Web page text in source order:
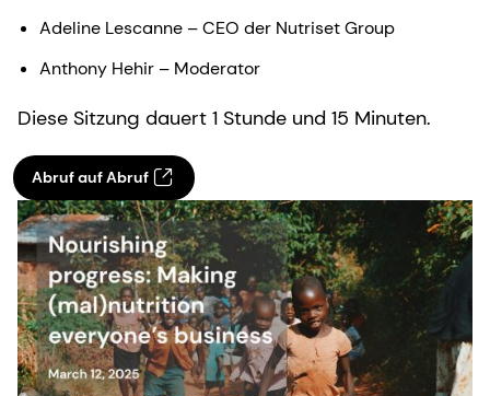
Adeline Lescanne – CEO der Nutriset Group
Anthony Hehir – Moderator
Diese Sitzung dauert 1 Stunde und 15 Minuten.
Abruf auf Abruf